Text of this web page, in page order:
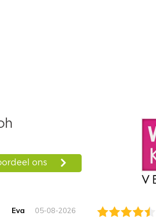
Eva 05-08-2026